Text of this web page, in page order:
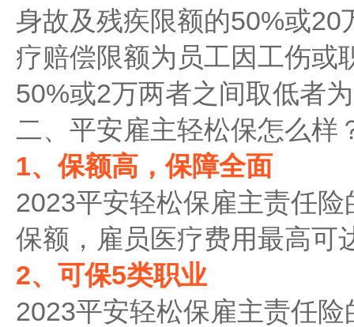
身故及残疾限额的50%或
疗赔偿限额为员工因工伤或
50%或2万两者之间取低者
二、平安雇主轻松保怎么样
1、保额高，保障全面
2023平安轻松保雇主责任
保额，雇员医疗费用最高可
2、可保5类职业
2023平安轻松保雇主责任